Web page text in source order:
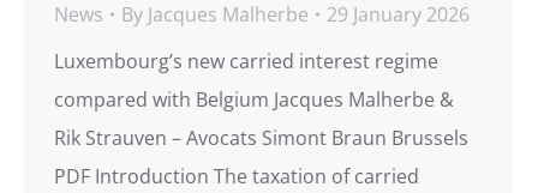
News By Jacques Malherbe
29 January 2026
Luxembourg’s new carried interest regime
compared with Belgium Jacques Malherbe &
Rik Strauven – Avocats Simont Braun Brussels
PDF Introduction The taxation of carried